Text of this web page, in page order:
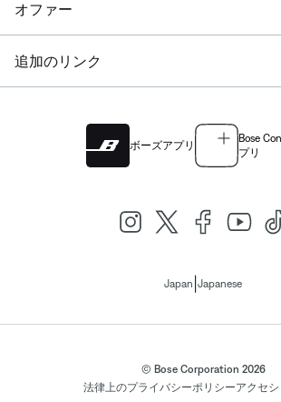
オファー
追加のリンク
ボーズアプリ
Bose
プリ
Japan Japanese
© Bose Corporation 2026
法律上のプライバシーポリシーアクセ